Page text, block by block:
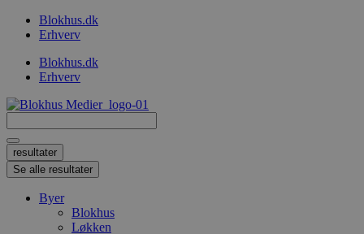
VidereBlokhus.dk
Erhverv
Blokhus.dk
Erhverv
...
resultater
Se alle resultater
Byer
Blokhus
Løkken